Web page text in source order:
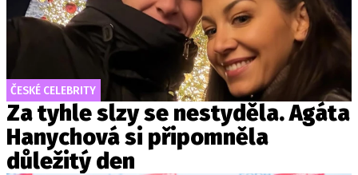
ČESKÉ CELEBRITY
Za tyhle slzy se nestyděla. Agáta
Hanychová si připomněla
důležitý den